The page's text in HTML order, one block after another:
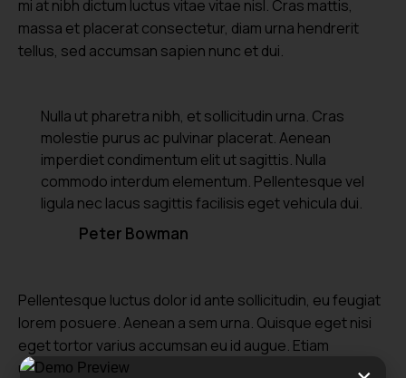
mi at nibh dictum luctus vitae vitae nisl. Cras mattis,
massa et placerat consectetur, diam urna hendrerit
tellus, sed accumsan sapien nunc et dui.
Nulla ut pharetra nibh, et sollicitudin urna. Cras
molestie purus ac pulvinar placerat. Aenean
imperdiet condimentum elit ut sagittis. Nulla
commodo interdum elementum. Pellentesque vel
ligula nec lacus sagittis facilisis eget vehicula dui.
Peter Bowman
Pellentesque luctus dolor id ante sollicitudin, eu feugiat
lorem posuere. Aenean a sem urna. Quisque eget nisi
eget tortor varius accumsan eu id augue. Etiam
ullamcorper quis leo ut consequat. Quisque auctor